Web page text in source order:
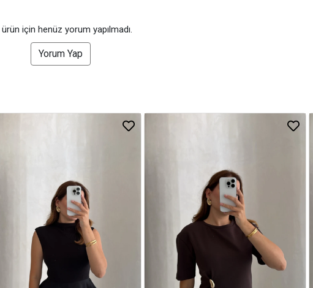
için henüz yorum yapılmadı.
Yorum Yap